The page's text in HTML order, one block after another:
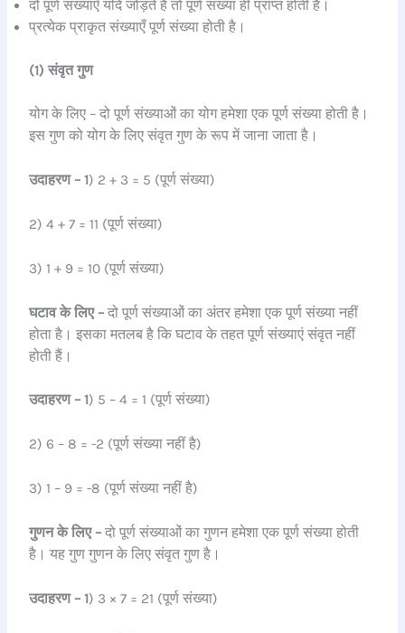
दो पूर्ण संख्याएँ यदि जोड़ते हैं तो पूर्ण संख्या ही प्राप्त होती हैं।
प्रत्येक प्राकृत संख्याएँ पूर्ण संख्या होती है।
(1) संवृत गुण
योग के लिए – दो पूर्ण संख्याओं का योग हमेशा एक पूर्ण संख्या होती है।
इस गुण को योग के लिए संवृत गुण के रूप में जाना जाता है।
उदाहरण – 1) 2 + 3 = 5 (पूर्ण संख्या)
2) 4 + 7 = 11 (पूर्ण संख्या)
3) 1 + 9 = 10 (पूर्ण संख्या)
घटाव के लिए – दो पूर्ण संख्याओं का अंतर हमेशा एक पूर्ण संख्या नहीं
होता है। इसका मतलब है कि घटाव के तहत पूर्ण संख्याएं संवृत नहीं
होती हैं।
उदाहरण – 1) 5 – 4 = 1 (पूर्ण संख्या)
2) 6 – 8 = -2 (पूर्ण संख्या नहीं है)
3) 1 – 9 = -8 (पूर्ण संख्या नहीं है)
गुणन के लिए – दो पूर्ण संख्याओं का गुणन हमेशा एक पूर्ण संख्या होती
है। यह गुण गुणन के लिए संवृत गुण है।
उदाहरण – 1) 3 × 7 = 21 (पूर्ण संख्या)